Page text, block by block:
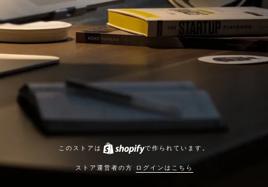
このストアは で作られています。
ストア運営者の方 ログインはこちら